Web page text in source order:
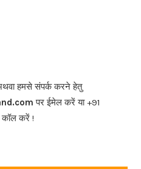
हमसे संपर्क करने हेतु
पर ईमेल करें या +91
करें !